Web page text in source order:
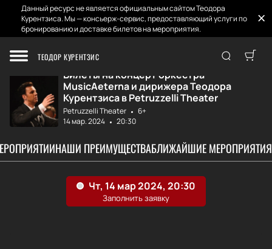
Данный ресурс не является официальным сайтом Теодора
Курентзиса. Мы — консьерж-сервис, предоставляющий услуги по
бронированию и доставке билетов на мероприятия.
ТЕОДОР КУРЕНТЗИС
Главная Афиша и Билеты
Билеты на концерт оркестра
MusicAeterna и дирижера Теодора
Курентзиса в Petruzzelli Theater
Petruzzelli Theater
6+
14 мар. 2024
20:30
НАШИ ПРЕИМУЩЕСТВАБЛИЖАЙШИЕ МЕРОПРИЯТИЯ